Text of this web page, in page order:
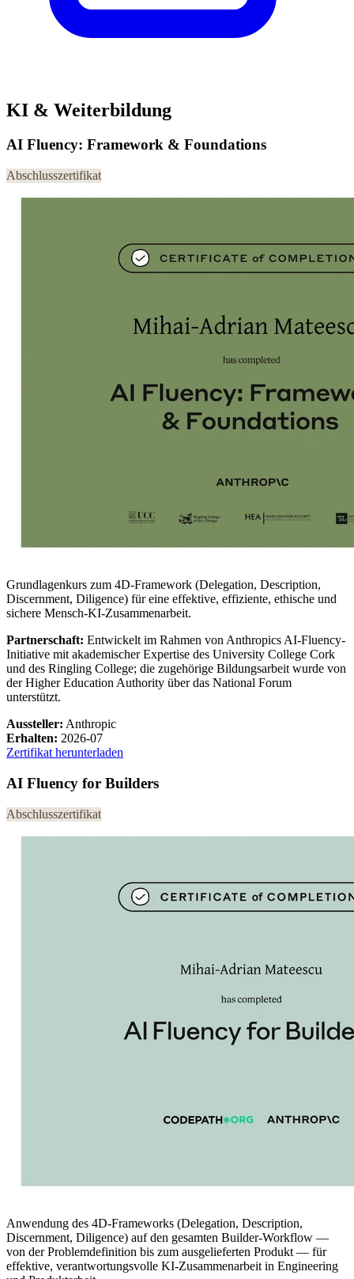
KI & Weiterbildung
AI Fluency: Framework & Foundations
Abschlusszertifikat
Grundlagenkurs zum 4D-Framework (Delegation, Description,
Discernment, Diligence) für eine effektive, effiziente, ethische und
sichere Mensch-KI-Zusammenarbeit.
Partnerschaft: Entwickelt im Rahmen von Anthropics AI-Fluency-
Initiative mit akademischer Expertise des University College Cork
und des Ringling College; die zugehörige Bildungsarbeit wurde von
der Higher Education Authority über das National Forum
unterstützt.
Aussteller: Anthropic
Erhalten: 2026-07
Zertifikat herunterladen
AI Fluency for Builders
Abschlusszertifikat
Anwendung des 4D-Frameworks (Delegation, Description,
Discernment, Diligence) auf den gesamten Builder-Workflow —
von der Problemdefinition bis zum ausgelieferten Produkt — für
effektive, verantwortungsvolle KI-Zusammenarbeit in Engineering